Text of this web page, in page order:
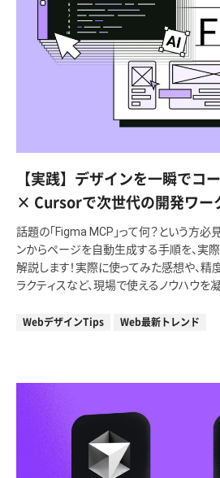
【実践】デザインを一瞬でコ
× Cursorで次世代の開発ワー
話題の「Figma MCP」って何？という方必
ンからページを自動生成する手順を、実
解説します！実際に使ってみた感想や、
ラクティスなど、現場で使えるノウハウを
WebデザインTips Web最新トレンド